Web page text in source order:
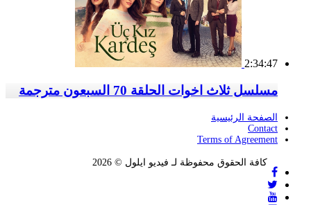
2:34:47
مسلسل ثلاث اخوات الحلقة 70 السبعون مترجمة
الصفحة الرئيسية
Contact
Terms of Agreement
كافة الحقوق محفوظة لـ فيديو ايلول © 2026